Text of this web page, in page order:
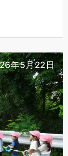
年5月22日